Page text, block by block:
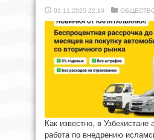
01.11.2025 22:10
Как известно, в Узбекистане
работа по внедрению